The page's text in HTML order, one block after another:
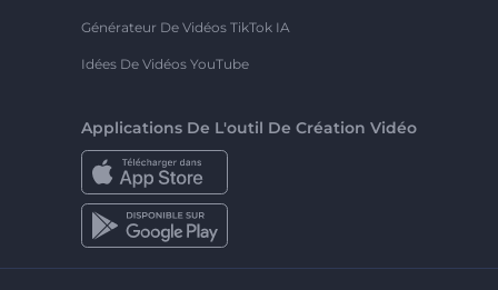
Générateur De Vidéos TikTok IA
Idées De Vidéos YouTube
Applications De L'outil De Création Vidéo